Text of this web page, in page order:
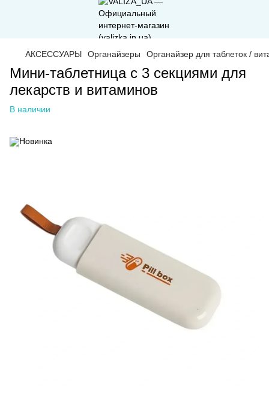
АКСЕССУАРЫ Органайзеры Органайзер для таблеток /
Мини-таблетница с 3 секциями для
лекарств и витаминов
В наличии